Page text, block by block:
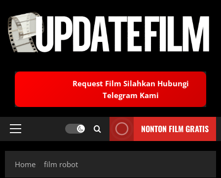
content
Request Film Silahkan Hubungi
Telegram Kami
Primary
NONTON FILM GRATIS
Home film robot